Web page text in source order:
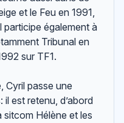
et le Feu en 1991,
également à
Tribunal en
sur TF1.
Cyril passe une
est retenu, d’abord
sitcom Hélène et les